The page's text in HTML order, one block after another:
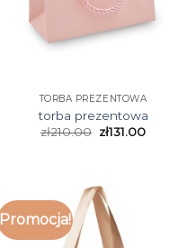
TORBA PREZENTOWA
torba prezentowa
zł210.00 zł131.00
Promocja!